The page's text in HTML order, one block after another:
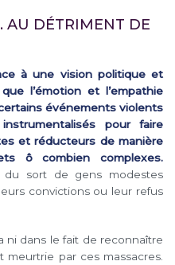
AU DÉTRIMENT DE
à une vision politique et
l’émotion et l’empathie
événements violents
pour faire
et réducteurs de manière
ô combien complexes.
du sort de gens modestes
convictions ou leur refus
ni dans le fait de reconnaître
par ces massacres.